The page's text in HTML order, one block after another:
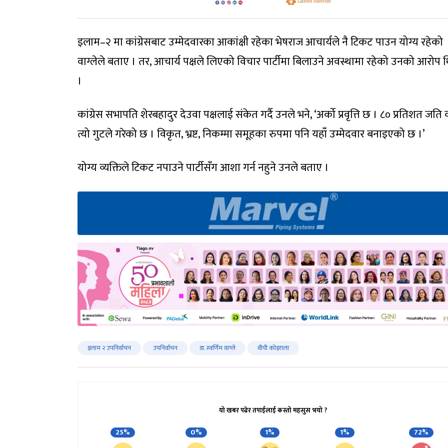
इलाम–२ मा कांग्रेसबाट उम्मेदवारका आकांक्षी रहेका भेषराज आचार्यले नै टिकट पाउन योग्य रहेको
वाग्लेले बताए । तर, आचार्य पक्षले लिएको विचार पार्टीमा बिलाउने अवस्थामा रहेको उनको आरोप
।
कांग्रेस सभापति शेरबहादुर देउवा पक्षलाई संकेत गर्दै उनले भने, ‘अर्को प्रवृत्ति छ । ८० प्रतिशत
त्यो गुटले गरेको छ । विकृत, भ्रष्ट, निकम्मा समूहका रुपमा पनि यहाँ उम्मेदवार बनाइएको छ ।’
योग्य व्यक्तिले टिकट नपाउने पार्टीसँग आशा गर्न नहुने उनले बताए ।
इलाम २ उपनिर्वाचन उपनिर्वाचन डा. स्वर्णिम वाग्ले वीपी कोइराला
यो खबर पढेर तपाईलाई कस्तो महसुस भयो ?
25% 0% 1% 1% 72%